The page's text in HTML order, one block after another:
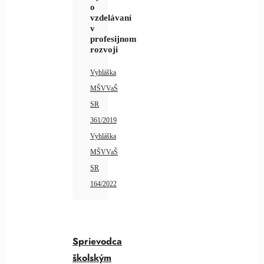
o
vzdelávaní
v
profesijnom
rozvoji
Vyhláška
MŠVVaŠ
SR
361/2019
Vyhláška
MŠVVaŠ
SR
164/2022
Sprievodca
školským